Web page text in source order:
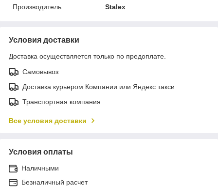
Производитель
Stalex
Условия доставки
Доставка осуществляется только по предоплате.
Самовывоз
Доставка курьером Компании или Яндекс такси
Транспортная компания
Все условия доставки
Условия оплаты
Наличными
Безналичный расчет